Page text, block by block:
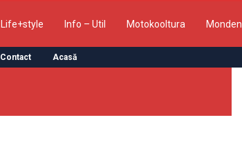
Life+style Info – Util Motokooltura Monden
Contact Acasă